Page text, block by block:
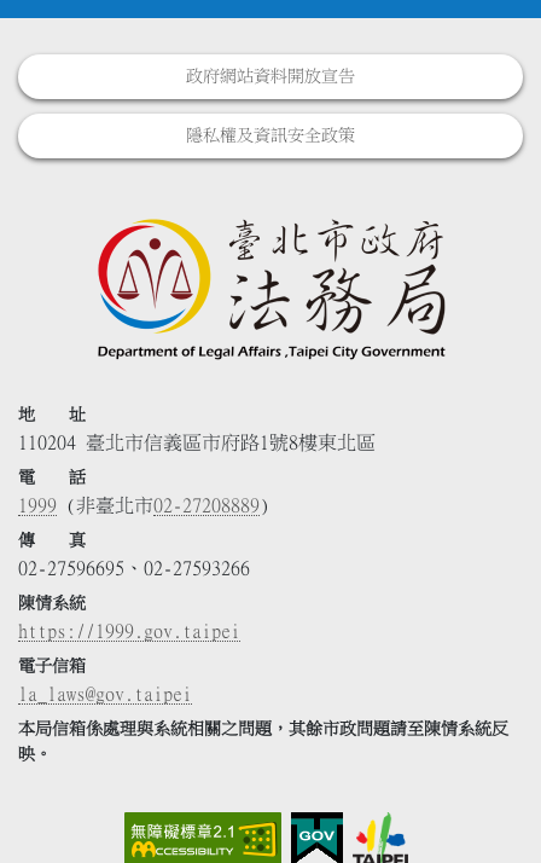
政府網站資料開放宣告
隱私權及資訊安全政策
地 址
110204 臺北市信義區市府路1號8樓東北區
電 話
1999 (非臺北市02-27208889)
傳 真
02-27596695、02-27593266
陳情系統
https://1999.gov.taipei
電子信箱
la_laws@gov.taipei
本局信箱係處理與系統相關之問題，其餘市政問題請至陳情系統反
映。